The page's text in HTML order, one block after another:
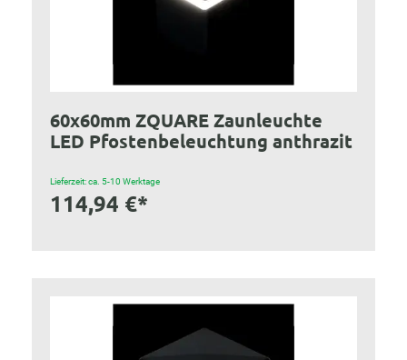
60x60mm ZQUARE Zaunleuchte
LED Pfostenbeleuchtung anthrazit
Lieferzeit: ca. 5-10 Werktage
114,94 €*